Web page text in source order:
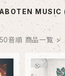
MUSIC
トCDショップ)
音順 商品一覧